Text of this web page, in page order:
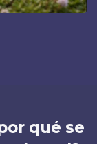
qué se